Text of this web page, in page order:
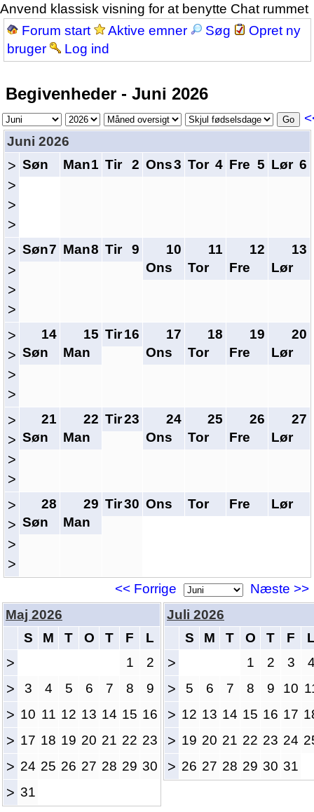
Anvend klassisk visning for at benytte Chat rummet
Forum start
Aktive emner Søg
Opret ny
bruger
Log ind
Begivenheder - Juni 2026
Juni 2026
>
>
>
>
Søn 1
Man 2
Tir 3
Ons 4
Tor 5
Fre 6
Lør
>
>
>
>
7
Søn 8
Man 9
Tir
10
Ons
11
Tor
12
Fre
13
Lør
>
>
>
>
14
Søn
15
Man
16
Tir
17
Ons
18
Tor
19
Fre
20
Lør
>
>
>
>
21
Søn
22
Man
23
Tir
24
Ons
25
Tor
26
Fre
27
Lør
>
>
>
>
28
Søn
29
Man
30
Tir Ons Tor Fre Lør
<< Forrige
Næste >>
Maj 2026
S
M T O T F L
> 1 2
> 3 4 5 6 7 8 9
> 10 11 12 13 14 15 16
> 17 18 19 20 21 22 23
> 24 25 26 27 28 29 30
> 31
Juli 2026
S
M T O T F
> 1 2 3
> 5 6 7 8 9 10
> 12 13 14 15 16 17
> 19 20 21 22 23 24
> 26 27 28 29 30 31